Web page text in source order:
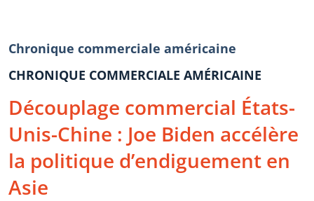
Chronique commerciale américaine
CHRONIQUE COMMERCIALE AMÉRICAINE
Découplage commercial États-
Unis-Chine : Joe Biden accélère
la politique d’endiguement en
Asie